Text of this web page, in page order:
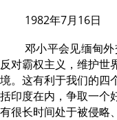
1982年7月16日
邓小平会见缅甸
反对霸权主义，维护世
境。这有利于我们的四
括印度在内，争取一个
有很长时间处于被侵略